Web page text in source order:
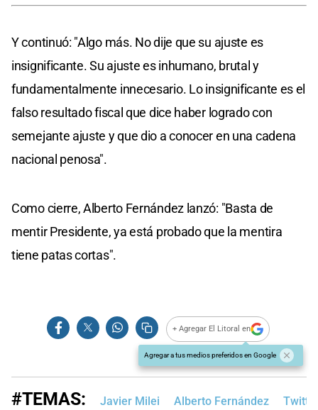
Y continuó: "Algo más. No dije que su ajuste es
insignificante. Su ajuste es inhumano, brutal y
fundamentalmente innecesario. Lo insignificante es el
falso resultado fiscal que dice haber logrado con
semejante ajuste y que dio a conocer en una cadena
nacional penosa".
Como cierre, Alberto Fernández lanzó: "Basta de
mentir Presidente, ya está probado que la mentira
tiene patas cortas".
+ Agregar El Litoral en
Agregar a tus medios preferidos en Google
#TEMAS: Javier Milei Alberto Fernández